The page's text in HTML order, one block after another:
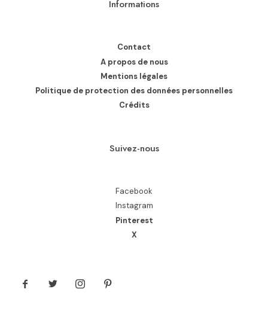
Informations
Contact
A propos de nous
Mentions légales
Politique de protection des données personnelles
Crédits
Suivez-nous
Facebook
Instagram
Pinterest
X